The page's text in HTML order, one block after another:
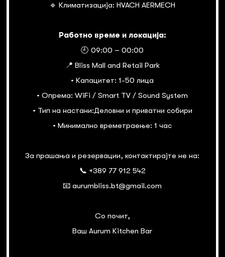
🔹 Климатизација: HVACH AERMECH
Работно време и локација:
🕘 09:00 – 00:00
📍 Bliss Mall and Retail Park
• Капацитет: 1-50 лица
• Опрема: WiFi / Smart TV / Sound System
• Тип на настани:Деловни и приватни собири
• Минимално времетраење: 1 час
За прашања и резервации, контактирајте не на:
📞 +389 77 912 542
📧 aurumbliss.bt@gmail.com
Со почит,
Ваш Aurum Kitchen Bar